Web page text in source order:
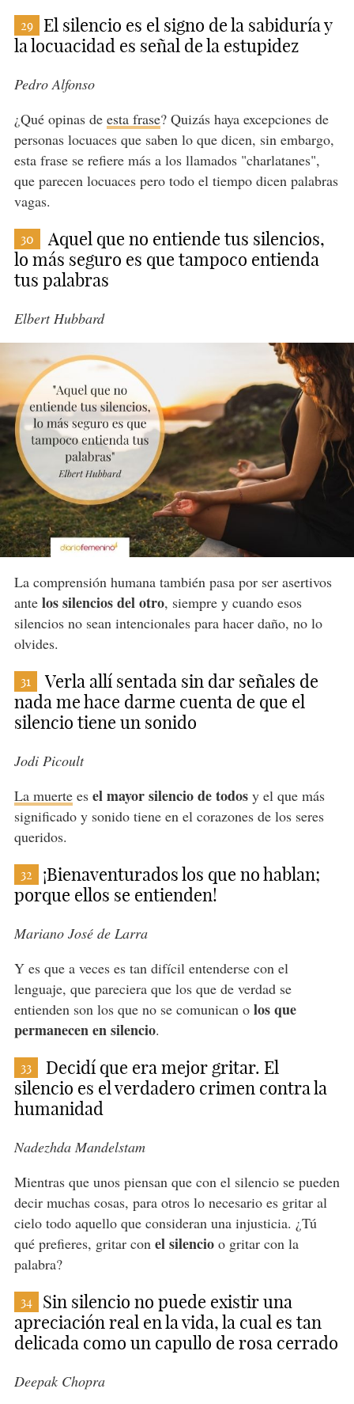
29
El silencio es el signo de la sabiduría y
la locuacidad es señal de la estupidez
Pedro Alfonso
¿Qué opinas de esta frase? Quizás haya excepciones de
personas locuaces que saben lo que dicen, sin embargo,
esta frase se refiere más a los llamados "charlatanes",
que parecen locuaces pero todo el tiempo dicen palabras
vagas.
30
Aquel que no entiende tus silencios,
lo más seguro es que tampoco entienda
tus palabras
Elbert Hubbard
La comprensión humana también pasa por ser asertivos
ante los silencios del otro, siempre y cuando esos
silencios no sean intencionales para hacer daño, no lo
olvides.
31
Verla allí sentada sin dar señales de
nada me hace darme cuenta de que el
silencio tiene un sonido
Jodi Picoult
La muertees el mayor silencio de todosy el que más
significado y sonido tiene en el corazones de los seres
queridos.
32
¡Bienaventurados los que no hablan;
porque ellos se entienden!
Mariano José de Larra
Y es que a veces es tan difícil entenderse con el
lenguaje, que pareciera que los que de verdad se
entienden son los que no se comunican o los que
permanecen en silencio.
33
Decidí que era mejor gritar. El
silencio es el verdadero crimen contra la
humanidad
Nadezhda Mandelstam
Mientras que unos piensan que con el silencio se pueden
decir muchas cosas, para otros lo necesario es gritar al
cielo todo aquello que consideran una injusticia. ¿Tú
qué prefieres, gritar con el silencioo gritar con la
palabra?
34
Sin silencio no puede existir una
apreciación real en la vida, la cual es tan
delicada como un capullo de rosa cerrado
Deepak Chopra